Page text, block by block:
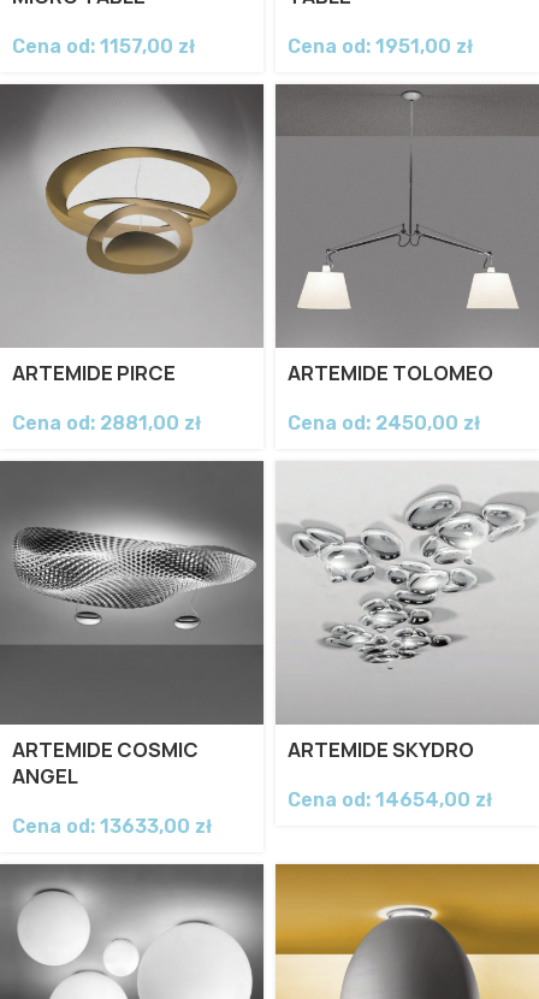
Cena od: 1157,00 zł Cena od: 1951,00 zł
ARTEMIDE PIRCE
Cena od: 2881,00 zł
ARTEMIDE TOLOMEO
Cena od: 2450,00 zł
ARTEMIDE COSMIC
ANGEL
Cena od: 13633,00 zł
ARTEMIDE SKYDRO
Cena od: 14654,00 zł